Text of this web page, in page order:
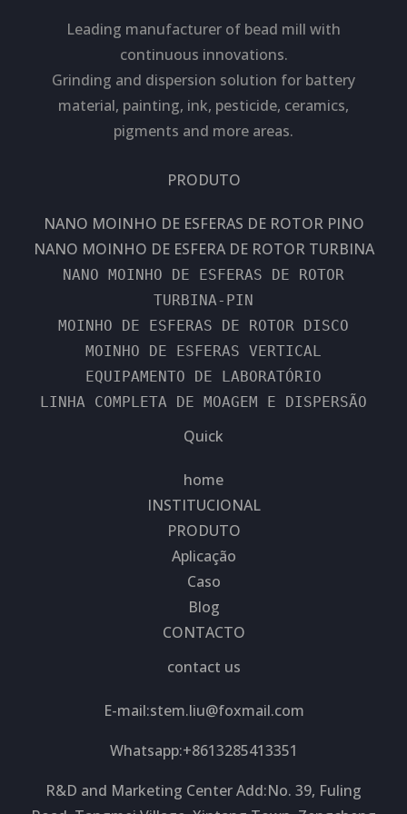
Leading manufacturer of bead mill with
continuous innovations.
Grinding and dispersion solution for battery
material, painting, ink, pesticide, ceramics,
pigments and more areas.
PRODUTO
NANO MOINHO DE ESFERAS DE ROTOR PINO
NANO MOINHO DE ESFERA DE ROTOR TURBINA
NANO MOINHO DE ESFERAS DE ROTOR
TURBINA-PIN
MOINHO DE ESFERAS DE ROTOR DISCO
MOINHO DE ESFERAS VERTICAL
EQUIPAMENTO DE LABORATÓRIO
LINHA COMPLETA DE MOAGEM E DISPERSÃO
Quick
home
INSTITUCIONAL
PRODUTO
Aplicação
Caso
Blog
CONTACTO
contact us
E-mail:stem.liu@foxmail.com
Whatsapp:+8613285413351
R&D and Marketing Center Add:No. 39, Fuling